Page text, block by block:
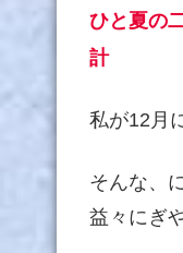
ひと夏の
計
私が12月
そんな、
益々にぎ